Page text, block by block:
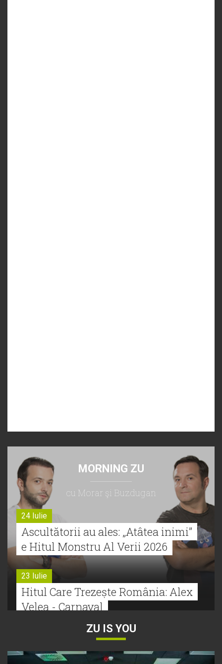
MORNING ZU
cu Morar şi Buzdugan
24 Iulie
Ascultătorii au ales: „Atâtea inimi”
e Hitul Monstru Al Verii 2026
23 Iulie
Hitul Care Trezește România: Alex
Velea - Carnaval
Bătălie strânsă la Hitul Monstru Al
ZU IS YOU